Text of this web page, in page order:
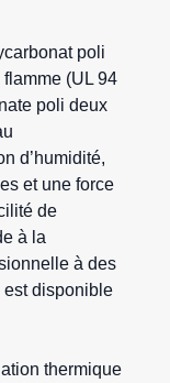
poli
(UL 94
poli deux
d’humidité,
et une force
de
à la
à des
est disponible
thermique